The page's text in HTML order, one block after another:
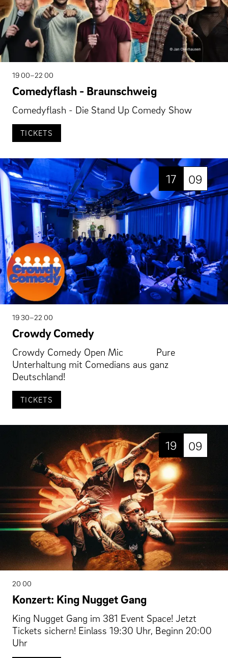
19 00–22 00
Comedyflash - Braunschweig
Comedyflash - Die Stand Up Comedy Show
TICKETS
17 09
19 30–22 00
Crowdy Comedy
Crowdy Comedy Open Mic Pure
Unterhaltung mit Comedians aus ganz
Deutschland!
TICKETS
19 09
20 00
Konzert: King Nugget Gang
King Nugget Gang im 381 Event Space! Jetzt
Tickets sichern! Einlass 19:30 Uhr, Beginn 20:00
Uhr